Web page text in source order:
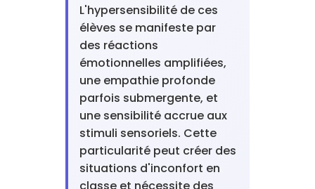
L'hypersensibilité de ces
élèves se manifeste par
des réactions
émotionnelles amplifiées,
une empathie profonde
parfois submergente, et
une sensibilité accrue aux
stimuli sensoriels. Cette
particularité peut créer des
situations d'inconfort en